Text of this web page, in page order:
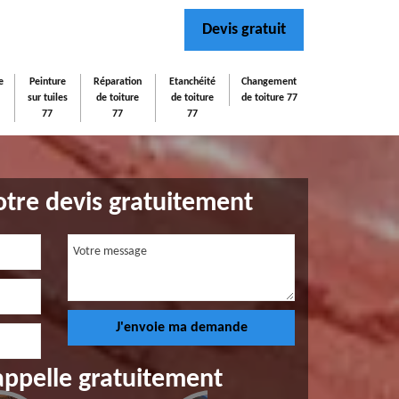
Devis gratuit
Peinture
sur tuiles
77
Réparation
de toiture
77
Etanchéité
de toiture
77
Changement
de toiture 77
devis gratuitement
gratuitement